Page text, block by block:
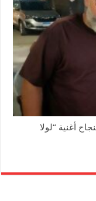
أغنية “لولا